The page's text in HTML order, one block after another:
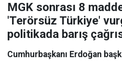
MGK sonrası 8
'Terörsüz Türkiye'
politikada barış
Cumhurbaşkanı Erdoğan